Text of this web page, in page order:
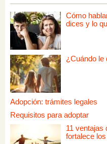
Cómo
dices y lo
¿Cuándo le
Adopción: trámites legales
Requisitos para adoptar
11 ventajas
fortalece